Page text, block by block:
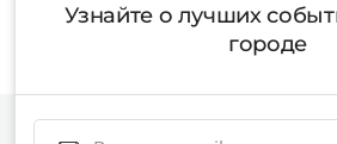
Узнайте о лучших
городе